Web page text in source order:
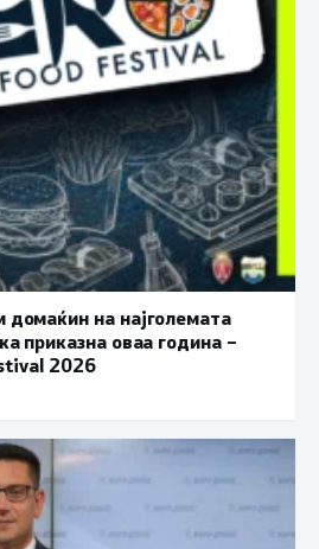
на најголемата
приказна оваа година –
2026